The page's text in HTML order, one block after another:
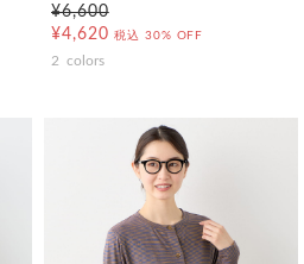
¥6,600
¥4,620 税込 30% OFF
2 colors